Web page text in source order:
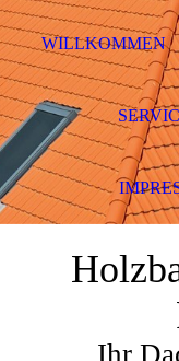
Ihr
WILLKOMMEN